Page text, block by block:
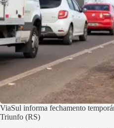
ViaSul informa fechamento
Triunfo (RS)